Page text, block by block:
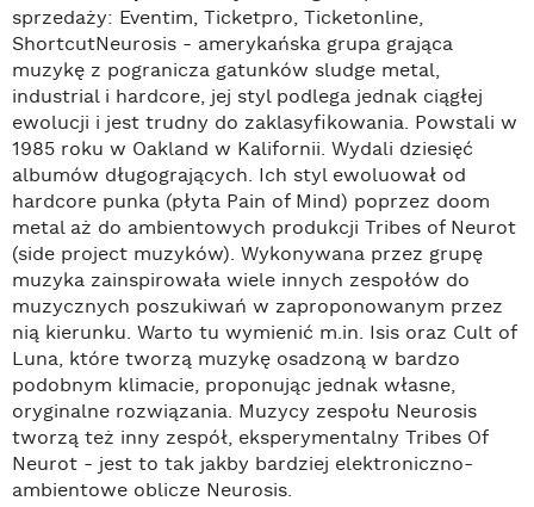
sprzedaży: Eventim, Ticketpro, Ticketonline,
ShortcutNeurosis - amerykańska grupa grająca
muzykę z pogranicza gatunków sludge metal,
industrial i hardcore, jej styl podlega jednak ciągłej
ewolucji i jest trudny do zaklasyfikowania. Powstali w
1985 roku w Oakland w Kalifornii. Wydali dziesięć
albumów długogrających. Ich styl ewoluował od
hardcore punka (płyta Pain of Mind) poprzez doom
metal aż do ambientowych produkcji Tribes of Neurot
(side project muzyków). Wykonywana przez grupę
muzyka zainspirowała wiele innych zespołów do
muzycznych poszukiwań w zaproponowanym przez
nią kierunku. Warto tu wymienić m.in. Isis oraz Cult of
Luna, które tworzą muzykę osadzoną w bardzo
podobnym klimacie, proponując jednak własne,
oryginalne rozwiązania. Muzycy zespołu Neurosis
tworzą też inny zespół, eksperymentalny Tribes Of
Neurot - jest to tak jakby bardziej elektroniczno-
ambientowe oblicze Neurosis.